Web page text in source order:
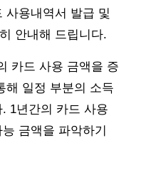
사용내역서 발급 및
안내해 드립니다.
카드 사용 금액을 증
해 일정 부분의 소득
1년간의 카드 사용
금액을 파악하기